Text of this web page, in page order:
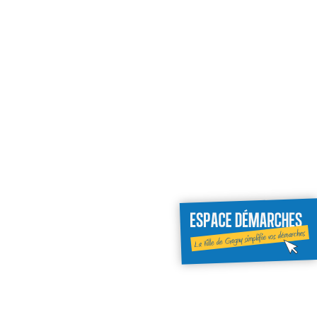
Espace
(ouverture